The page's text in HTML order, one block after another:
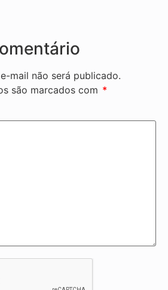
mail não será publicado.
são marcados com *